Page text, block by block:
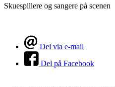
Skuespillere og sangere på scenen
Del via e-mail
Del på Facebook